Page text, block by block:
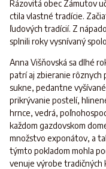
Rázovitá obec Zámutov
ctila vlastné tradície.
ľudových tradícií. Z
splnili roky vysnívaný
Anna Višňovská sa dlhé
patrí aj zbieranie rôznych
sukne, pedantne
prikrývanie postelí,
hrnce, vedrá,
každom gazdovskom
množstvo exponátov, a
týmto pokladom mohla
venuje výrobe tradičných